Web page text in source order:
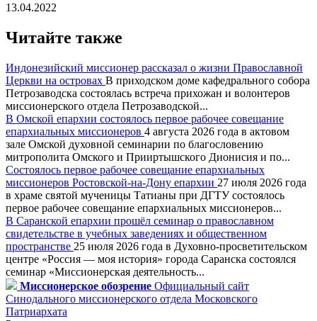
13.04.2022
Читайте также
Индонезийский миссионер рассказал о жизни Православной
Церкви на островах В приходском доме кафедрального собора
Петрозаводска состоялась встреча прихожан и волонтеров
миссионерского отдела Петрозаводской...
В Омской епархии состоялось первое рабочее совещание
епархиальных миссионеров 4 августа 2026 года в актовом
зале Омской духовной семинарии по благословению
митрополита Омского и Прииртышского Дионисия и по...
Состоялось первое рабочее совещание епархиальных
миссионеров Ростовской-на-Дону епархии 27 июля 2026 года
в храме святой мученицы Татианы при ДГТУ состоялось
первое рабочее совещание епархиальных миссионеров...
В Саранской епархии прошёл семинар о православном
свидетельстве в учебных заведениях и общественном
пространстве 25 июля 2026 года в Духовно-просветительском
центре «Россия — моя история» города Саранска состоялся
семинар «Миссионерская деятельность...
Миссионерское обозрение Официальный сайт
Синодального миссионерского отдела Московского
Патриархата